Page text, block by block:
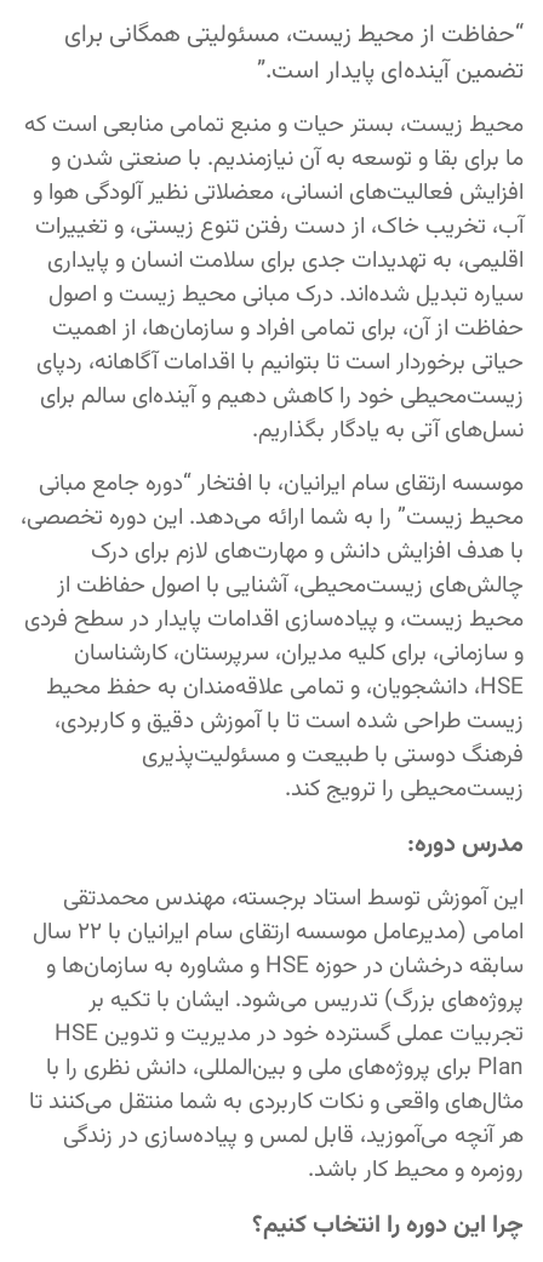
“حفاظت از محیط زیست، مسئولیتی همگانی برای
تضمین آینده‌ای پایدار است.”
محیط زیست، بستر حیات و منبع تمامی منابعی است که
ما برای بقا و توسعه به آن نیازمندیم. با صنعتی شدن و
افزایش فعالیت‌های انسانی، معضلاتی نظیر آلودگی هوا و
آب، تخریب خاک، از دست رفتن تنوع زیستی، و تغییرات
اقلیمی، به تهدیدات جدی برای سلامت انسان و پایداری
سیاره تبدیل شده‌اند. درک مبانی محیط زیست و اصول
حفاظت از آن، برای تمامی افراد و سازمان‌ها، از اهمیت
حیاتی برخوردار است تا بتوانیم با اقدامات آگاهانه، ردپای
زیست‌محیطی خود را کاهش دهیم و آینده‌ای سالم برای
نسل‌های آتی به یادگار بگذاریم.
موسسه ارتقای سام ایرانیان، با افتخار “دوره جامع مبانی
محیط زیست” را به شما ارائه می‌دهد. این دوره تخصصی،
با هدف افزایش دانش و مهارت‌های لازم برای درک
چالش‌های زیست‌محیطی، آشنایی با اصول حفاظت از
محیط زیست، و پیاده‌سازی اقدامات پایدار در سطح فردی
و سازمانی، برای کلیه مدیران، سرپرستان، کارشناسان
HSE، دانشجویان، و تمامی علاقه‌مندان به حفظ محیط
زیست طراحی شده است تا با آموزش دقیق و کاربردی،
فرهنگ دوستی با طبیعت و مسئولیت‌پذیری
زیست‌محیطی را ترویج کند.
مدرس دوره:
این آموزش توسط استاد برجسته، مهندس محمدتقی
امامی (مدیرعامل موسسه ارتقای سام ایرانیان با ۲۲ سال
سابقه درخشان در حوزه HSE و مشاوره به سازمان‌ها و
پروژه‌های بزرگ) تدریس می‌شود. ایشان با تکیه بر
تجربیات عملی گسترده خود در مدیریت و تدوین HSE
Plan برای پروژه‌های ملی و بین‌المللی، دانش نظری را با
مثال‌های واقعی و نکات کاربردی به شما منتقل می‌کنند تا
هر آنچه می‌آموزید، قابل لمس و پیاده‌سازی در زندگی
روزمره و محیط کار باشد.
چرا این دوره را انتخاب کنیم؟